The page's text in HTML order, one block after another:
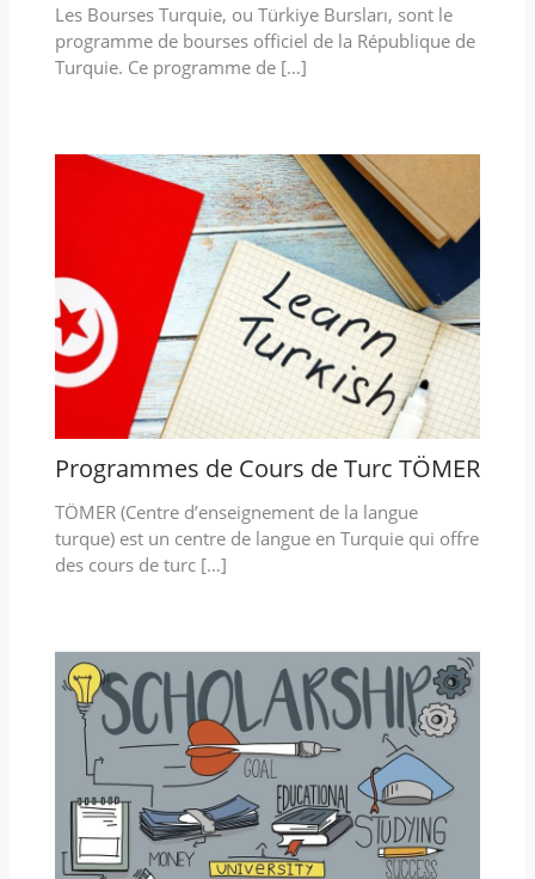
Les Bourses Turquie, ou Türkiye Bursları, sont le
programme de bourses officiel de la République de
Turquie. Ce programme de […]
Programmes de Cours de Turc TÖMER
TÖMER (Centre d’enseignement de la langue
turque) est un centre de langue en Turquie qui offre
des cours de turc […]